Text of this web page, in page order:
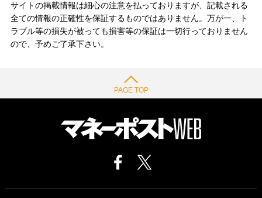
サイトの掲載情報は細心の注意を払っておりますが、記載される
全ての情報の正確性を保証するものではありません。万が一、ト
ラブル等の損失が被っても損害等の保証は一切行っておりません
ので、予めご了承下さい。
PAGE TOP